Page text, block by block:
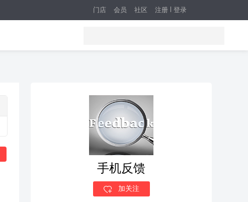
注册 登录
门店 会员 社区
手机反馈
加关注